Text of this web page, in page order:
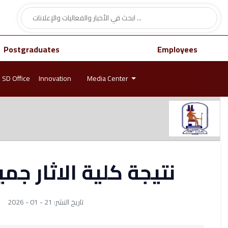
Postgraduates Employees
SD Office Innovation Media Center
نتيجة كلية الاثار
تاريخ النشر: 21 - 01 - 2026